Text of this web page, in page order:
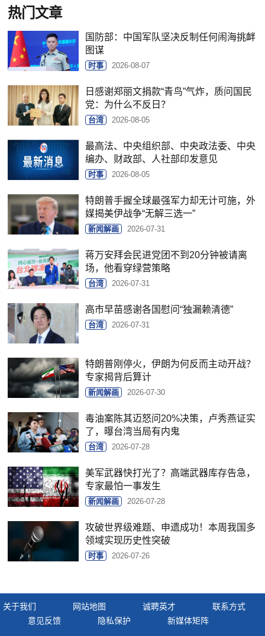
热门文章
国防部：中国军队坚决反制任何闹海挑衅
图谋
时事 2026-08-07
日感谢郑丽文捐款“青鸟”气炸，质问国民
党：为什么不反日？
台湾 2026-08-05
最高法、中央组织部、中央政法委、中央
编办、财政部、人社部印发意见
时事 2026-08-05
特朗普手握全球最强军力却无计可施，外
媒揭美伊战争“无解三选一”
新闻解画 2026-07-31
蒋万安拜会民进党团不到20分钟被请离
场，他看穿绿营策略
台湾 2026-07-31
高市早苗感谢各国慰问“独漏赖清德”
台湾 2026-07-31
特朗普刚停火，伊朗为何反而主动开战？
专家揭背后算计
新闻解画 2026-07-30
毒油案陈其迈怒问20%决策，卢秀燕证实
了，曝台湾当局有内鬼
台湾 2026-07-28
美军武器快打光了？高端武器库存告急，
专家最怕一事发生
新闻解画 2026-07-28
攻破世界级难题、申遗成功！本周我国多
领域实现历史性突破
时事 2026-07-26
关于我们 网站地图 诚聘英才
联系方式
意见反馈
隐私保护 新媒体矩阵